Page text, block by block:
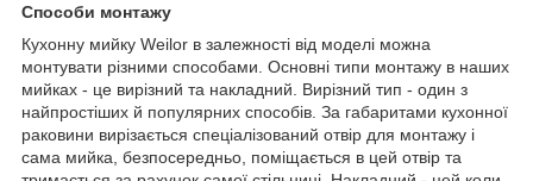
Способи монтажу
Кухонну мийку Weilor в залежності від моделі можна
монтувати різними способами. Основні типи монтажу в наших
мийках - це вирізний та накладний. Вирізний тип - один з
найпростіших й популярних способів. За габаритами кухонної
раковини вирізається спеціалізований отвір для монтажу і
сама мийка, безпосередньо, поміщається в цей отвір та